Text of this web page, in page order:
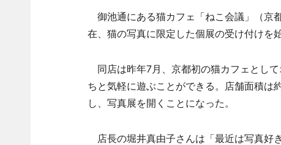
御池通にある猫カフェ「ねこ会議」（京
在、猫の写真に限定した個展の受け付けを始
同店は昨年7月、京都初の猫カフェとし
ちと気軽に遊ぶことができる。店舗面積は
し、写真展を開くことになった。
店長の堀井真由子さんは「最近は写真好